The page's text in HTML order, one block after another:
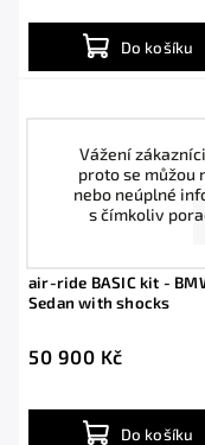
Vážení
proto se můžou
nebo neúplné
s čímkoliv
Do košíku
air-ride BASIC kit -
Sedan with shocks
50 900 Kč
Do košíku